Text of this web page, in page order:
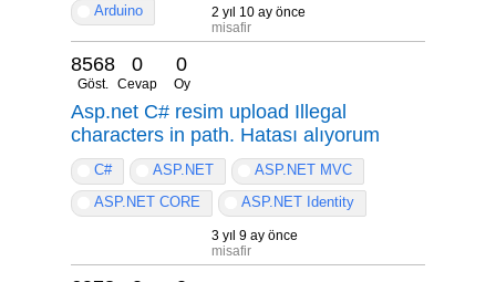
Arduino
2 yıl 10 ay önce
misafir
8568
Göst.
0
Cevap
0
Oy
Asp.net C# resim upload Illegal
characters in path. Hatası alıyorum
C# ASP.NET
ASP.NET MVC
ASP.NET CORE
ASP.NET Identity
3 yıl 9 ay önce
misafir